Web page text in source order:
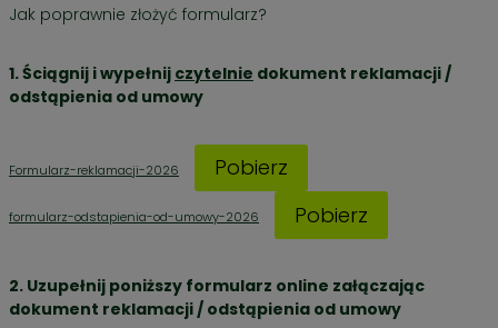
Jak poprawnie złożyć formularz?
1. Ściągnij i wypełnij czytelnie dokument reklamacji /
odstąpienia od umowy
Formularz-reklamacji-2026 Pobierz
formularz-odstapienia-od-umowy-2026 Pobierz
2. Uzupełnij poniższy formularz online załączając
dokument reklamacji / odstąpienia od umowy